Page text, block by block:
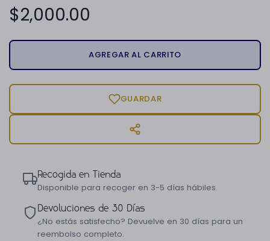
$2,000.00
AGREGAR AL CARRITO
GUARDAR
Recogida en Tienda
Disponible para recoger en 3-5 días hábiles.
Devoluciones de 30 Días
¿No estás satisfecho? Devuelve en 30 días para un
reembolso completo.